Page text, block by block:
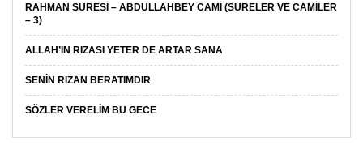
RAHMAN SURESI – ABDULLAHBEY CAMI (SURELER VE CAMILER
– 3)
ALLAH’IN RIZASI YETER DE ARTAR SANA
SENIN RIZAN BERATIMDIR
SÖZLER VERELIM BU GECE